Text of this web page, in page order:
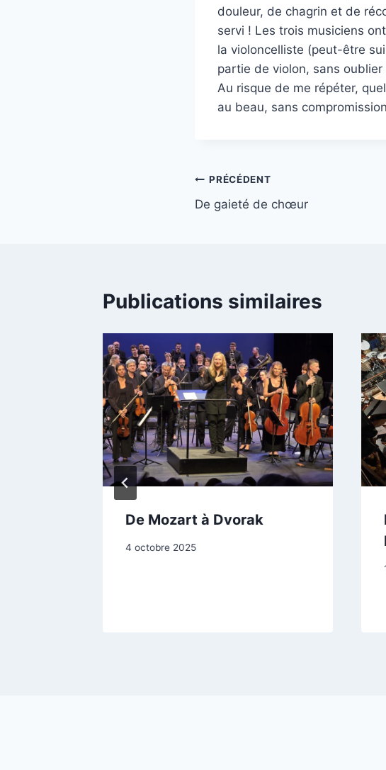
douleur, de chagrin et de
servi ! Les trois musiciens
la violoncelliste (peut-être
partie de violon, sans
Au risque de me répéter,
au beau, sans
Navigation
de
PRÉCÉDENT
De gaieté de chœur
Publications similaires
De Mozart à Dvorak
4 octobre 2025